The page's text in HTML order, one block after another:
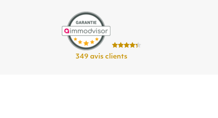
349 avis clients